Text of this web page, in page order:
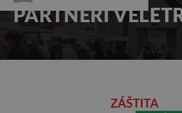
PARTNEŘI
ZÁŠTITA